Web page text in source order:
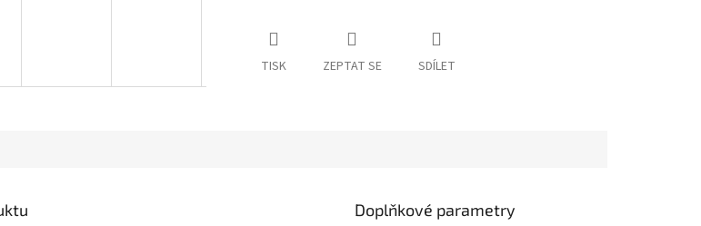
TISK ZEPTAT SE SDÍLET
Doplňkové parametry